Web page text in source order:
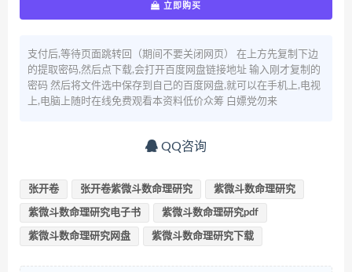
立即购买
支付后,等待页面跳转回（期间不要关闭网页） 在上方先复制下边
的提取密码,然后点下载,会打开百度网盘链接地址 输入刚才复制的
密码 然后将文件选中保存到自己的百度网盘,就可以在手机上,电视
上,电脑上随时在线免费观看本资料低价众筹 白嫖党勿来
QQ咨询
张开卷 张开卷紫微斗数命理研究 紫微斗数命理研究
紫微斗数命理研究电子书 紫微斗数命理研究pdf
紫微斗数命理研究网盘 紫微斗数命理研究下载